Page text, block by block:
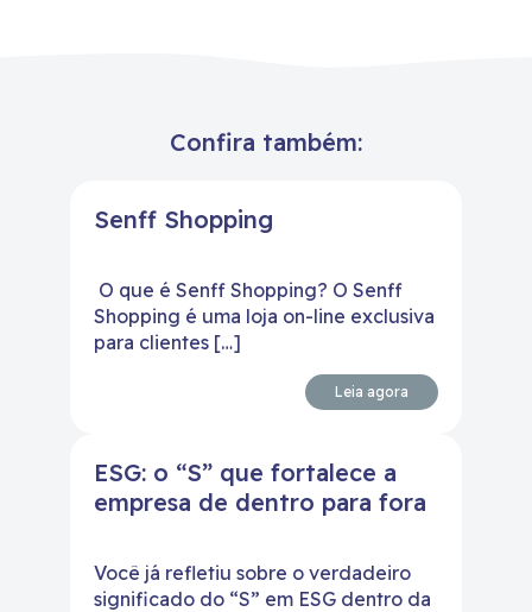
Confira também:
Senff Shopping
O que é Senff Shopping? O Senff
Shopping é uma loja on-line exclusiva
para clientes […]
Leia agora
ESG: o “S” que fortalece a
empresa de dentro para fora
Você já refletiu sobre o verdadeiro
significado do “S” em ESG dentro da